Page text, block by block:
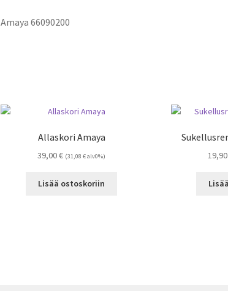
Amaya66090200
Allaskori Amaya
39,00€ (31,08€alv0%)
Lisää ostoskoriin
19,90